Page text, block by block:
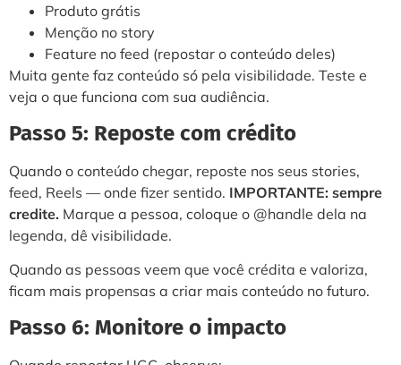
Produto grátis
Menção no story
Feature no feed (repostar o conteúdo deles)
Muita gente faz conteúdo só pela visibilidade. Teste e
veja o que funciona com sua audiência.
Passo 5: Reposte com crédito
Quando o conteúdo chegar, reposte nos seus stories,
feed, Reels — onde fizer sentido. IMPORTANTE: sempre
credite. Marque a pessoa, coloque o @handle dela na
legenda, dê visibilidade.
Quando as pessoas veem que você crédita e valoriza,
ficam mais propensas a criar mais conteúdo no futuro.
Passo 6: Monitore o impacto